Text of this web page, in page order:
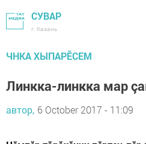
СУВАР
г. Казань
ЧНКА ХЫПАРӖСЕМ
Линкка-линкка мар
автор, 6 October 2017 - 11:09